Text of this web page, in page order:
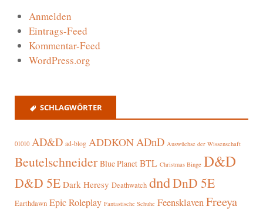
Anmelden
Eintrags-Feed
Kommentar-Feed
WordPress.org
SCHLAGWÖRTER
01010 AD&D ad-blog ADDKONADnD Auswüchse der Wissenschaft
Beutelschneider Blue Planet BTL Christmas Binge D&D
D&D 5E Dark Heresy Deathwatch dndDnD 5E
Earthdawn Epic Roleplay Fantastische Schuhe FeensklavenFreeya